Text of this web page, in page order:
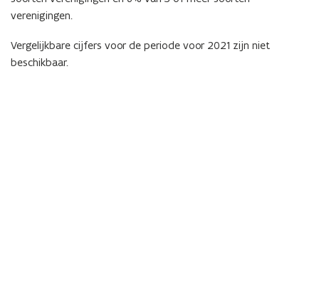
verenigingen.
Vergelijkbare cijfers voor de periode voor 2021 zijn niet
beschikbaar.